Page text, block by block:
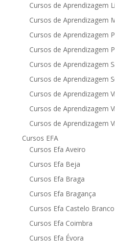
Cursos de Aprendizagem
Cursos de Aprendizagem
Cursos de Aprendizagem
Cursos de Aprendizagem
Cursos de Aprendizagem
Cursos de Aprendizagem
Cursos de Aprendizagem
Cursos de Aprendizagem
Cursos de Aprendizagem
Cursos EFA
Cursos Efa Aveiro
Cursos Efa Beja
Cursos Efa Braga
Cursos Efa Bragança
Cursos Efa Castelo Branco
Cursos Efa Coimbra
Cursos Efa Évora